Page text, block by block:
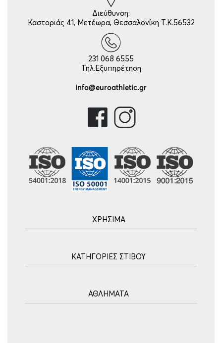
Διεύθυνση:
Καστοριάς 41, Μετέωρα, Θεσσαλονίκη Τ.Κ.56532
231 068 6555
Τηλ.Εξυπηρέτηση
info@euroathletic.gr
ΧΡΗΣΙΜΑ
Τρόποι Πληρωμής
ΚΑΤΗΓΟΡΙΕΣ ΣΤΙΒΟΥ
ΑΘΛΗΜΑΤΑ